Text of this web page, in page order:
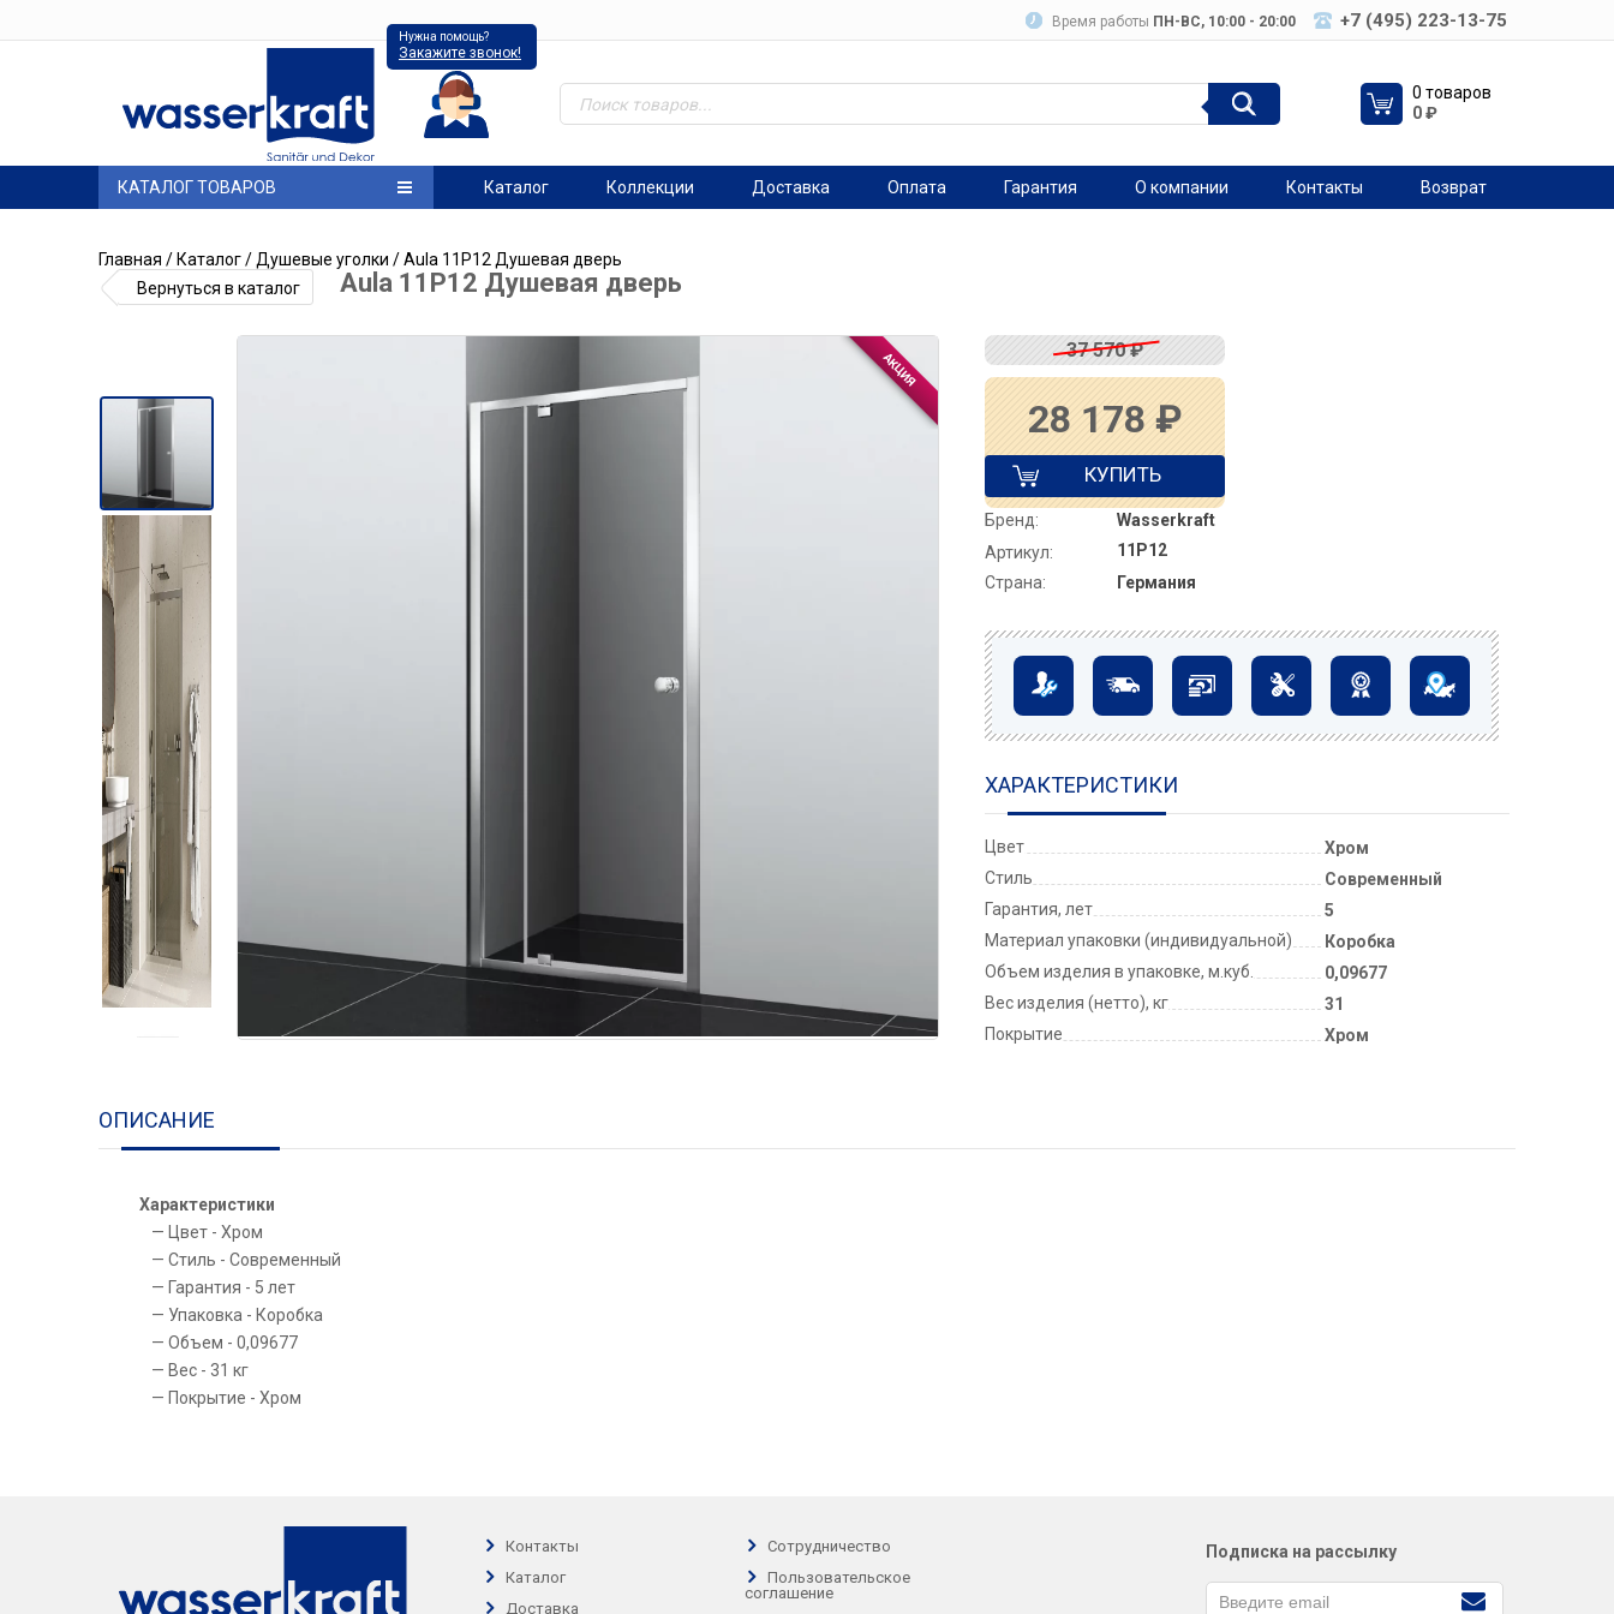
Время работы ПН-ВC, 10:00 - 20:00 +7 (495) 223-13-75
Нужна помощь?
Закажите звонок!
0 товаров
0₽
КАТАЛОГ ТОВАРОВ Каталог Коллекции Доставка Оплата Гарантия О компании Контакты Возврат
Главная / Каталог/ Душевые уголки / Aula 11P12 Душевая дверь
Вернуться в каталог
Aula 11P12 Душевая дверь
37 570₽
28 178 ₽
КУПИТЬ
Бренд:
Wasserkraft
Артикул:
11P12
Страна:
Германия
ХАРАКТЕРИСТИКИ
Цвет
Хром
Стиль
Современный
Гарантия, лет
5
Материал упаковки (индивидуальной)
Коробка
Объем изделия в упаковке, м.куб.
0,09677
Вес изделия (нетто), кг
31
Покрытие
Хром
ОПИСАНИЕ
Характеристики
Цвет - Хром
Стиль - Современный
Гарантия - 5 лет
Упаковка - Коробка
Объем - 0,09677
Вес - 31 кг
Покрытие - Хром
Контакты
Каталог
Доставка
Сотрудничество
Пользовательское
соглашение
Подписка на рассылку